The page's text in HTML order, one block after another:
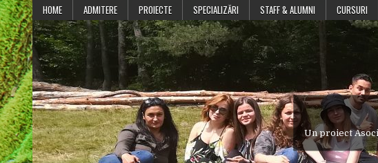
Skip
to
content
HOME ADMITERE PROIECTE SPECIALIZĂRI STAFF & ALUMNI CURSURI
Un proiect